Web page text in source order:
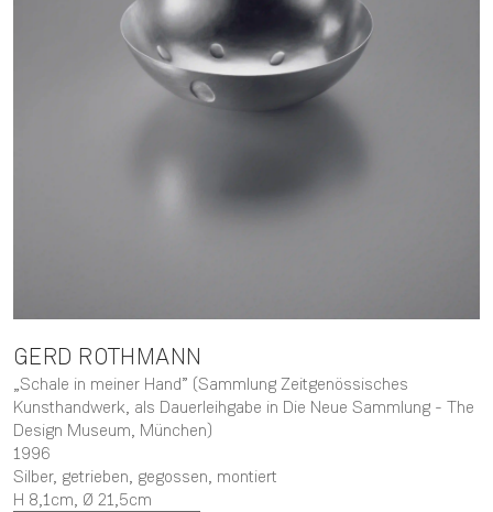
GERD ROTHMANN
„Schale in meiner Hand” (Sammlung Zeitgenössisches
Kunsthandwerk, als Dauerleihgabe in Die Neue Sammlung - The
Design Museum, München)
1996
Silber, getrieben, gegossen, montiert
H 8,1cm, Ø 21,5cm